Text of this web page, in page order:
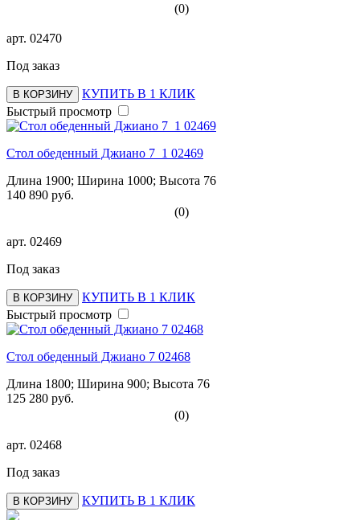
(0)
арт. 02470
Под заказ
В КОРЗИНУ
КУПИТЬ В 1 КЛИК
Быстрый просмотр
Стол обеденный Джиано 7_1 02469
Длина 1900; Ширина 1000; Высота 76
140 890 руб.
(0)
арт. 02469
Под заказ
В КОРЗИНУ
КУПИТЬ В 1 КЛИК
Быстрый просмотр
Стол обеденный Джиано 7 02468
Длина 1800; Ширина 900; Высота 76
125 280 руб.
(0)
арт. 02468
Под заказ
В КОРЗИНУ КУПИТЬ В 1 КЛИК